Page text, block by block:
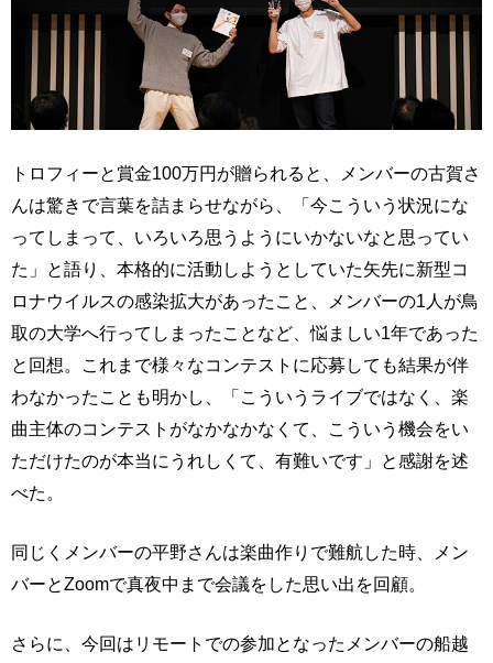
トロフィーと賞金100万円が贈られると、メンバーの古賀さ
んは驚きで言葉を詰まらせながら、「今こういう状況にな
ってしまって、いろいろ思うようにいかないなと思ってい
た」と語り、本格的に活動しようとしていた矢先に新型コ
ロナウイルスの感染拡大があったこと、メンバーの1人が鳥
取の大学へ行ってしまったことなど、悩ましい1年であった
と回想。これまで様々なコンテストに応募しても結果が伴
わなかったことも明かし、「こういうライブではなく、楽
曲主体のコンテストがなかなかなくて、こういう機会をい
ただけたのが本当にうれしくて、有難いです」と感謝を述
べた。
同じくメンバーの平野さんは楽曲作りで難航した時、メン
バーとZoomで真夜中まで会議をした思い出を回顧。
さらに、今回はリモートでの参加となったメンバーの船越